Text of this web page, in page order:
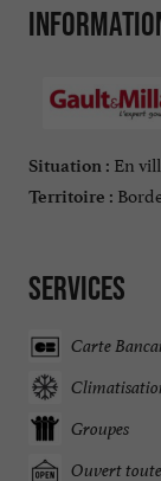
Situation : En
Territoire :
Services
Carte
Groupes
Ouvert